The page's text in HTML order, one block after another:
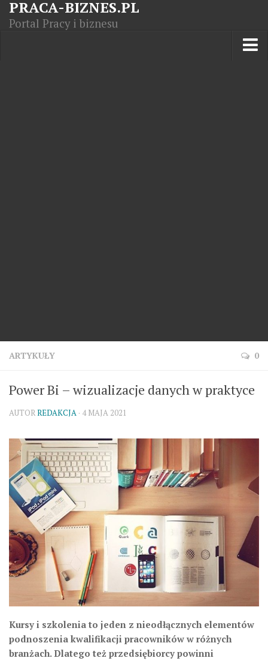
PRACA-BIZNES.PL
Portal Pracy i biznesu
ARTYKUŁY 0
Power Bi – wizualizacje danych w praktyce
AUTORREDAKCJA · 4 MAJA 2021
Kursy i szkolenia to jeden z nieodłącznych elementów
podnoszenia kwalifikacji pracowników w różnych
branżach. Dlatego też przedsiębiorcy powinni